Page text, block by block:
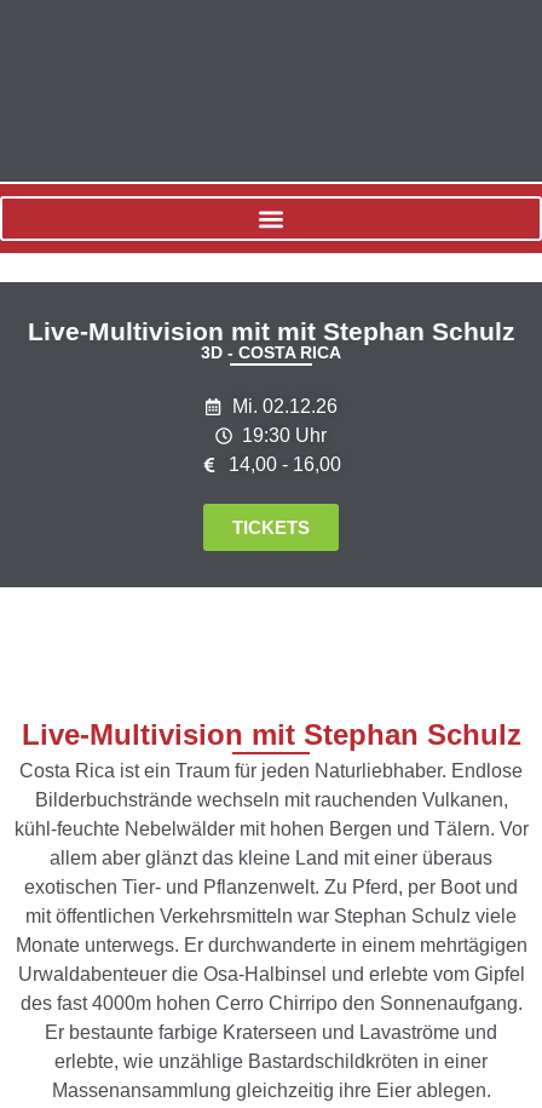
Live-Multivision mit mit Stephan Schulz
3D - COSTA RICA
Mi. 02.12.26
19:30 Uhr
14,00 - 16,00
TICKETS
Live-Multivision mit Stephan Schulz
Costa Rica ist ein Traum für jeden Naturliebhaber. Endlose
Bilderbuchstrände wechseln mit rauchenden Vulkanen,
kühl-feuchte Nebelwälder mit hohen Bergen und Tälern. Vor
allem aber glänzt das kleine Land mit einer überaus
exotischen Tier- und Pflanzenwelt. Zu Pferd, per Boot und
mit öffentlichen Verkehrsmitteln war Stephan Schulz viele
Monate unterwegs. Er durchwanderte in einem mehrtägigen
Urwaldabenteuer die Osa-Halbinsel und erlebte vom Gipfel
des fast 4000m hohen Cerro Chirripo den Sonnenaufgang.
Er bestaunte farbige Kraterseen und Lavaströme und
erlebte, wie unzählige Bastardschildkröten in einer
Massenansammlung gleichzeitig ihre Eier ablegen.